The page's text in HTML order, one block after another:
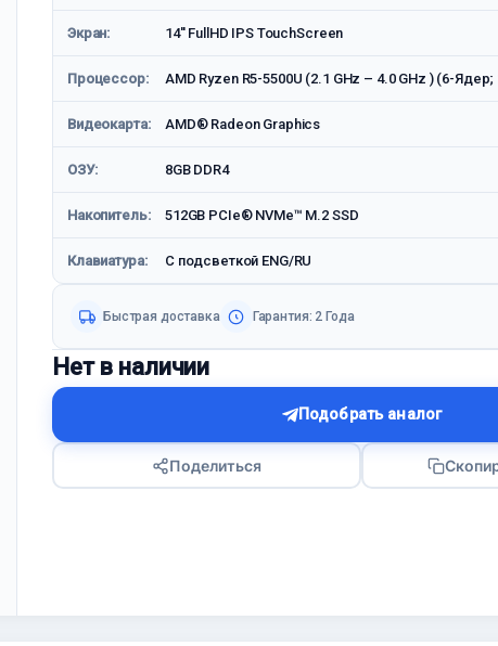
Экран: 14'' FullHD IPS TouchScreen
Процессор: AMD Ryzen R5-5500U (2.1 GHz – 4.0 GHz ) (6-
Видеокарта: AMD® Radeon Graphics
ОЗУ: 8GB DDR4
Накопитель: 512GB PCIe® NVMe™ M.2 SSD
Клавиатура: С подсветкой ENG/RU
Быстрая доставка Гарантия: 2 Годa
Нет в наличии
Подобрать аналог
Поделиться